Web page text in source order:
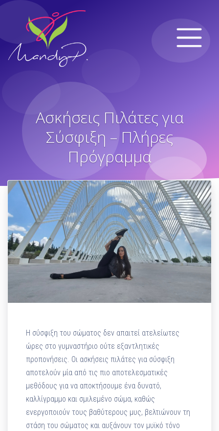
Ασκήσεις Πιλάτες για
Σύσφιξη – Πλήρες
Πρόγραμμα
Η σύσφιξη του σώματος δεν απαιτεί ατελείωτες
ώρες στο γυμναστήριο ούτε εξαντλητικές
προπονήσεις. Οι ασκήσεις πιλάτες για σύσφιξη
αποτελούν μία από τις πιο αποτελεσματικές
μεθόδους για να αποκτήσουμε ένα δυνατό,
καλλίγραμμο και σμιλεμένο σώμα, καθώς
ενεργοποιούν τους βαθύτερους μυς, βελτιώνουν τη
στάση του σώματος και αυξάνουν τον μυϊκό τόνο